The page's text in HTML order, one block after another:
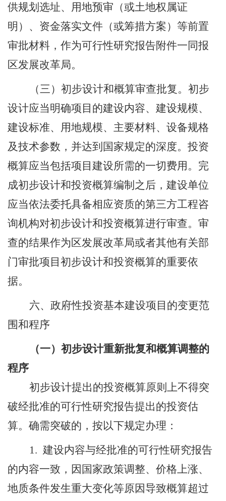
供规划选址、用地预审（或土地权属证
明） 、资金落实文件（或筹措方案）等前置
审批材料，作为可行性研究报告附件一同报
区发展改革局。
（三）初步设计和概算审查批复。 初步
设计应当明确项目的建设内容、建设规模、
建设标准、用地规模、主要材料、设备规格
及技术参数，并达到国家规定的深度。投资
概算应当包括项目建设所需的一切费用 。 完
成初步设计和投资概算编制之后，建设单位
应当依法委托具备相应资质的第三方工程咨
询机构对初步设计和投资概算进行审查。审
查的结果作为区发展改革局或者其他有关部
门审批项目初步设计和投资概算的重要依
据。
六、政府性投资基本建设项目的变更范
围和程序
（一）初步设计重新批复和概算调整的
程序
初步设计提出的投资概算原则上不得突
破经批准的可行性研究报告提出的投资估
算。确需突破的，按以下规定办理：
1. 建设内容与经批准的可行性研究报告
的内容一致，因国家政策调整、价格上涨、
地质条件发生重大变化等原因导致概算超过